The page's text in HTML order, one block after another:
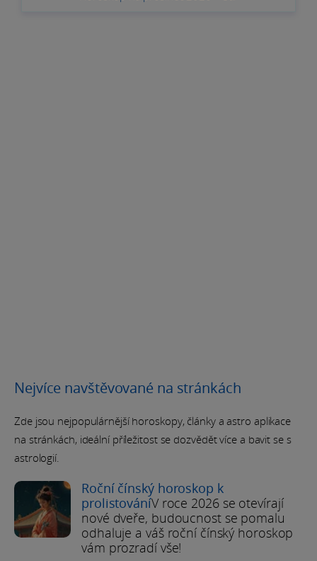
Nejvíce navštěvované na stránkách
Zde jsou nejpopulárnější horoskopy, články a astro aplikace
na stránkách, ideální příležitost se dozvědět více a bavit se s
astrologií.
Roční čínský horoskop k
prolistováníV roce 2026 se otevírají
nové dveře, budoucnost se pomalu
odhaluje a váš roční čínský horoskop
vám prozradí vše!